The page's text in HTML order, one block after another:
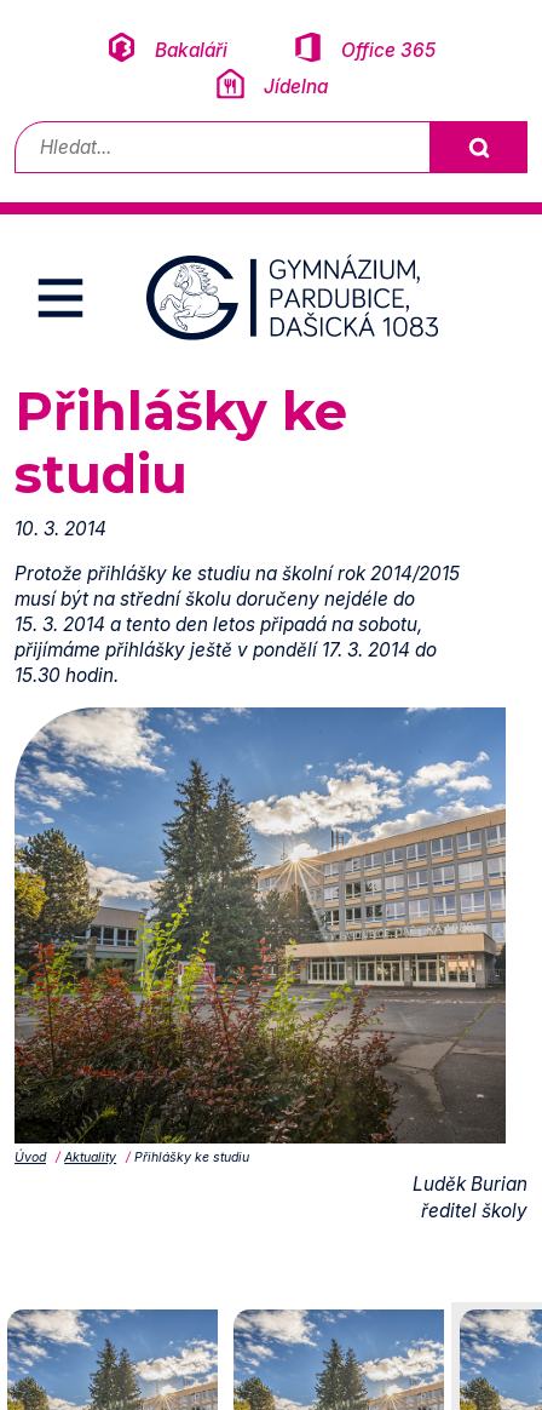
Bakaláři
Office 365
Jídelna
Vyhledávání
Přihlášky ke
studiu
10. 3. 2014
Protože přihlášky ke studiu na školní rok 2014/2015
musí být na střední školu doručeny nejdéle do
15. 3. 2014 a tento den letos připadá na sobotu,
přijímáme přihlášky ještě v pondělí 17. 3. 2014 do
15.30 hodin.
Úvod Aktuality Přihlášky ke studiu
Luděk Burian
ředitel školy